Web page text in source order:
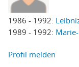
1986 - 1992:
1989 - 1992:
Profil melden